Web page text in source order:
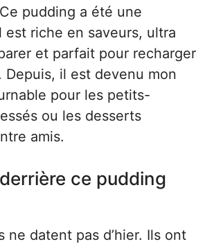
pudding a été une
est riche en saveurs, ultra
et parfait pour recharger
Depuis, il est devenu mon
pour les petits-
ou les desserts
amis.
ce pudding
ne datent pas d’hier. Ils ont